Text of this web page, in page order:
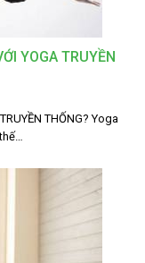
YOGA TRUYỀN
THỐNG? Yoga